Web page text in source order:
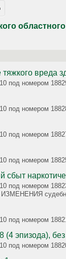
вреда
под номером
под номером
под номером
под номером
сбыт
ст. 228.1 ч.2 п.б; ст. 228 ч.1; ст. 30 ч.3, ст.
ИЗМЕНЕНИЯ
под номером
(4 эпизода),
под номером